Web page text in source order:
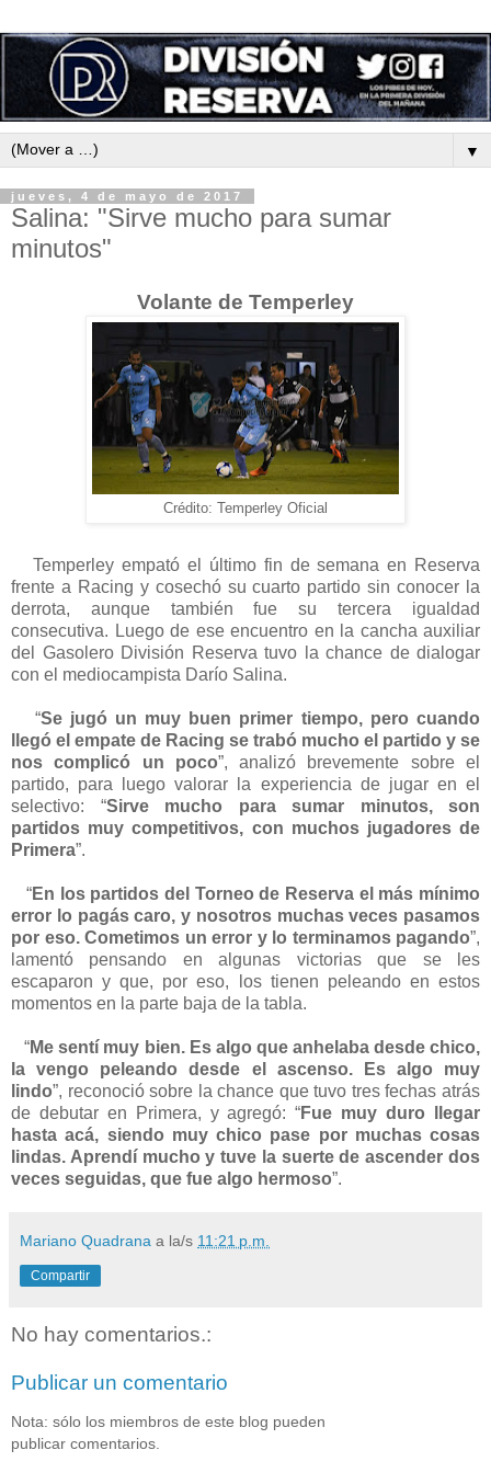
▼
jueves, 4 de mayo de 2017
Salina: "Sirve mucho para sumar
minutos"
Volante de Temperley
Crédito: Temperley Oficial
Temperley empató el último fin de semana en Reserva
frente a Racing y cosechó su cuarto partido sin conocer la
derrota, aunque también fue su tercera igualdad
consecutiva. Luego de ese encuentro en la cancha auxiliar
del Gasolero División Reserva tuvo la chance de dialogar
con el mediocampista Darío Salina.
“Se jugó un muy buen primer tiempo, pero cuando
llegó el empate de Racing se trabó mucho el partido y se
nos complicó un poco”, analizó brevemente sobre el
partido, para luego valorar la experiencia de jugar en el
selectivo: “Sirve mucho para sumar minutos, son
partidos muy competitivos, con muchos jugadores de
Primera”.
“En los partidos del Torneo de Reserva el más mínimo
error lo pagás caro, y nosotros muchas veces pasamos
por eso. Cometimos un error y lo terminamos pagando”,
lamentó pensando en algunas victorias que se les
escaparon y que, por eso, los tienen peleando en estos
momentos en la parte baja de la tabla.
“Me sentí muy bien. Es algo que anhelaba desde chico,
la vengo peleando desde el ascenso. Es algo muy
lindo”, reconoció sobre la chance que tuvo tres fechas atrás
de debutar en Primera, y agregó: “Fue muy duro llegar
hasta acá, siendo muy chico pase por muchas cosas
lindas. Aprendí mucho y tuve la suerte de ascender dos
veces seguidas, que fue algo hermoso”.
Mariano Quadrana a la/s 11:21 p.m.
Compartir
No hay comentarios.:
Publicar un comentario
Nota: sólo los miembros de este blog pueden
publicar comentarios.